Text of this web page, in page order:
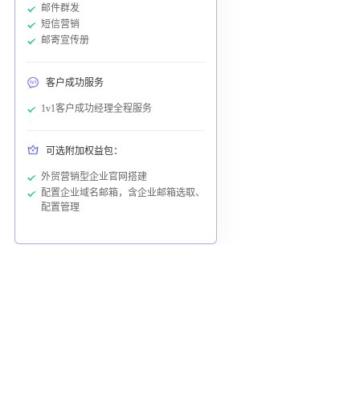
邮件群发
短信营销
邮寄宣传册
客户成功服务
1v1客户成功经理全程服务
可选附加权益包：
外贸营销型企业官网搭建
配置企业域名邮箱，含企业邮箱选取、
配置管理